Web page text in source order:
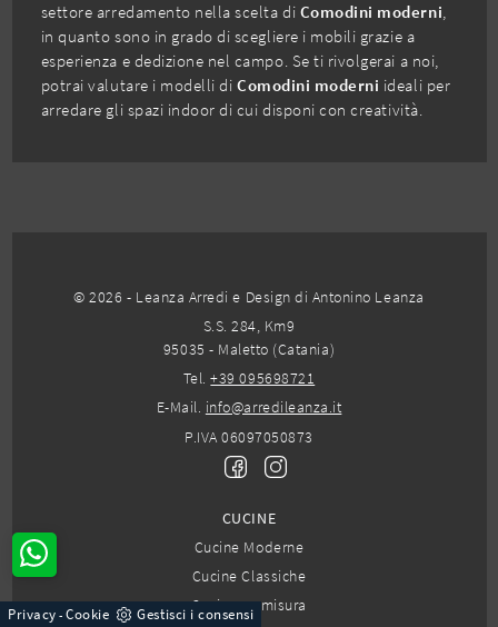
settore arredamento nella scelta di Comodini moderni
in quanto sono in grado di scegliere i mobili grazie a
esperienza e dedizione nel campo. Se ti rivolgerai a noi,
potrai valutare i modelli di Comodini moderni ideali per
arredare gli spazi indoor di cui disponi con creatività.
© 2026 - Leanza Arredi e Design di Antonino Leanza
S.S. 284, Km9
95035 - Maletto (Catania)
Tel.+39 095698721
E-Mail. info@arredileanza.it
P.IVA 06097050873
CUCINE
Cucine Moderne
Cucine Classiche
Cucine su misura
Privacy -Cookie Gestisci i consensi